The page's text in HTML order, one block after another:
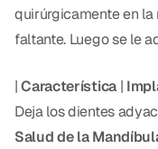
Ortodoncia
Dr. Douglas Ness
Dr. Jared Gibbons
quirúrgicamente en
faltante. Luego se le
|Característica|
Deja los dientes
Salud de la